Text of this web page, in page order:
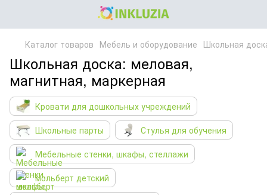
Каталог товаров Мебель и оборудование Школьная
Школьная доска: меловая,
магнитная, маркерная
Кровати для дошкольных учреждений
Школьные парты
Стулья для обучения
Мебельные стенки, шкафы, стеллажи
мольберт детский